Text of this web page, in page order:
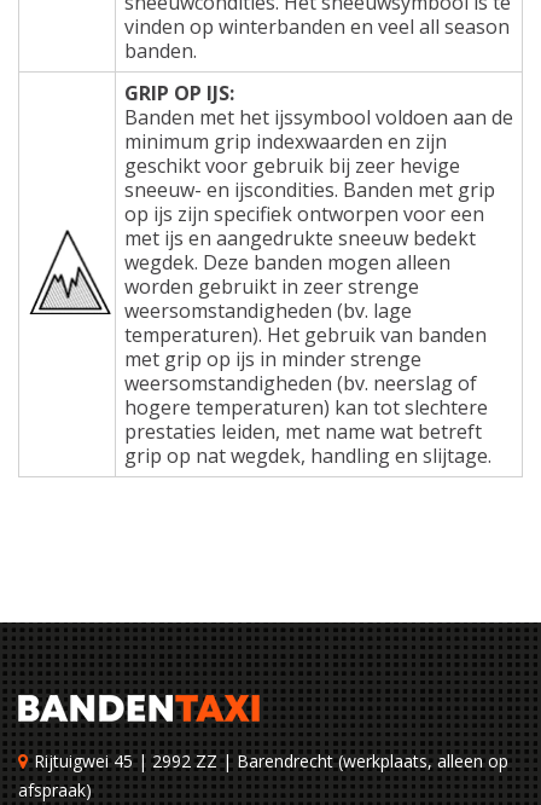
vinden op winterbanden en veel all season
banden.
GRIP OP IJS:
Banden met het ijssymbool voldoen aan de
minimum grip indexwaarden en zijn
geschikt voor gebruik bij zeer hevige
sneeuw- en ijscondities. Banden met grip
op ijs zijn specifiek ontworpen voor een
met ijs en aangedrukte sneeuw bedekt
wegdek. Deze banden mogen alleen
worden gebruikt in zeer strenge
weersomstandigheden (bv. lage
temperaturen). Het gebruik van banden
met grip op ijs in minder strenge
weersomstandigheden (bv. neerslag of
hogere temperaturen) kan tot slechtere
prestaties leiden, met name wat betreft
grip op nat wegdek, handling en slijtage.
Rijtuigwei 45 | 2992 ZZ | Barendrecht (werkplaats, alleen op
afspraak)